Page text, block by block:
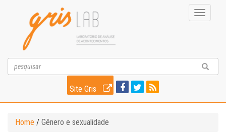
Toggle
Site Gris
Home / Gênero e sexualidade